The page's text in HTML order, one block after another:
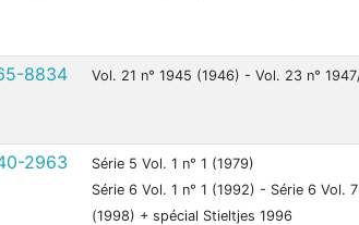
8834 Vol. 21 n° 1945 (1946) - Vol. 23 n°
2963
Série 5 Vol. 1 n° 1 (1979)
Série 6 Vol. 1 n° 1 (1992) - Série 6 Vol.
(1998) + spécial Stieltjes 1996